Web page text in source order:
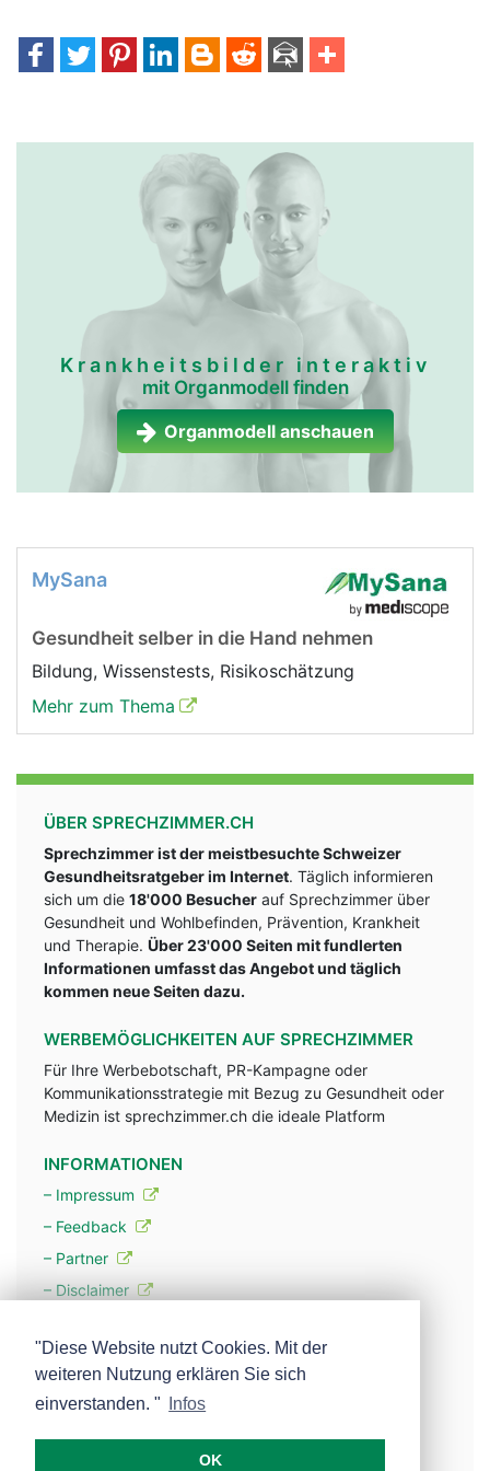
frau
mann
Krankheitsbilder interaktiv
mit Organmodell finden
Organmodell anschauen
MySana
Gesundheit selber in die Hand nehmen
Bildung, Wissenstests, Risikoschätzung
Mehr zum Thema
ÜBER SPRECHZIMMER.CH
Sprechzimmer ist der meistbesuchte Schweizer
Gesundheitsratgeber im Internet. Täglich informieren
sich um die 18'000 Besucher auf Sprechzimmer über
Gesundheit und Wohlbefinden, Prävention, Krankheit
und Therapie. Über 23'000 Seiten mit fundlerten
Informationen umfasst das Angebot und täglich
kommen neue Seiten dazu.
WERBEMÖGLICHKEITEN AUF SPRECHZIMMER
Für Ihre Werbebotschaft, PR-Kampagne oder
Kommunikationsstrategie mit Bezug zu Gesundheit oder
Medizin ist sprechzimmer.ch die ideale Platform
INFORMATIONEN
– Impressum
– Feedback
– Partner
– Disclaimer
– Werbung
– Mehr über unsere Experten
"Diese Website nutzt Cookies. Mit der
weiteren Nutzung erklären Sie sich
einverstanden. "
Infos
OK